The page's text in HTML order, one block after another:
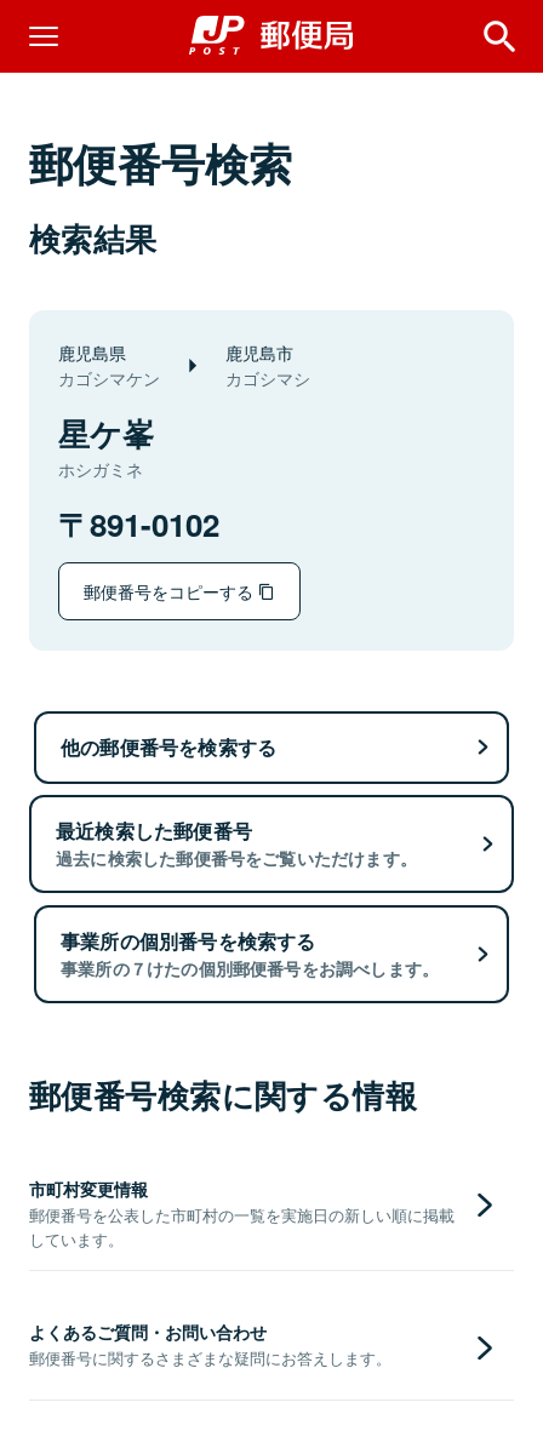
郵便番号検索
検索結果
鹿児島県
カゴシマケン
鹿児島市
カゴシマシ
星ケ峯
ホシガミネ
891-0102
郵便番号をコピーする
他の郵便番号を検索する
最近検索した郵便番号
過去に検索した郵便番号をご覧いただけます。
事業所の個別番号を検索する
事業所の７けたの個別郵便番号をお調べします。
郵便番号検索に関する情報
市町村変更情報
郵便番号を公表した市町村の一覧を実施日の新しい順に掲載
しています。
よくあるご質問・お問い合わせ
郵便番号に関するさまざまな疑問にお答えします。